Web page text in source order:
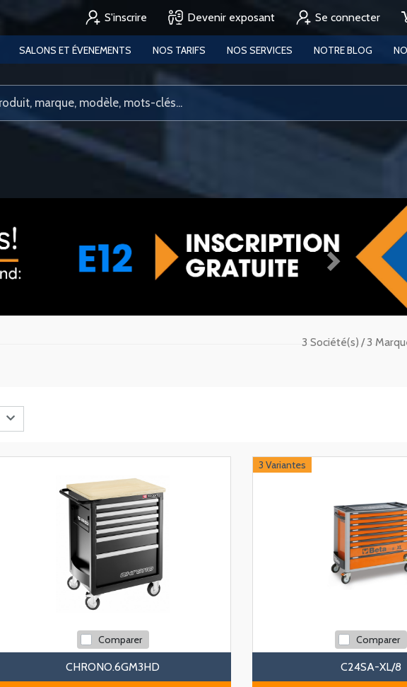
S'inscrire Devenir exposant Se connecter
SALONS ET ÉVENEMENTS NOS TARIFS NOS SERVICES NOTRE BLOG
3
3 Société(s)
Comparer
CHRONO.6GM3HD
3 Variantes
Comparer
C24SA-XL/8